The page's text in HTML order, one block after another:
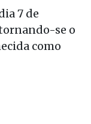
7 de
se o
como